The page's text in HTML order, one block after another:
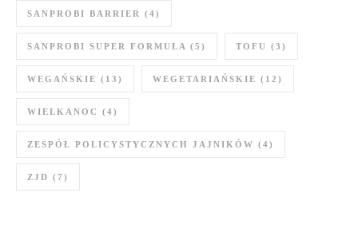
SANPROBI BARRIER (4)
SANPROBI SUPER FORMUŁA (5) TOFU (3)
WEGAŃSKIE (13) WEGETARIAŃSKIE (12)
WIELKANOC (4)
ZESPÓŁ POLICYSTYCZNYCH JAJNIKÓW (4)
ZJD (7)